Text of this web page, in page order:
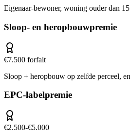
Eigenaar-bewoner, woning ouder dan
Sloop- en heropbouwpremie
€7.500 forfait
Sloop + heropbouw op zelfde perceel,
EPC-labelpremie
€2.500-€5.000